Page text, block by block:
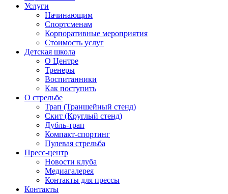
Услуги
Начинающим
Спортсменам
Корпоративные мероприятия
Стоимость услуг
Детская школа
О Центре
Тренеры
Воспитанники
Как поступить
О стрельбе
Трап (Траншейный стенд)
Скит (Круглый стенд)
Дубль-трап
Компакт-спортинг
Пулевая стрельба
Пресс-центр
Новости клуба
Медиагалерея
Контакты для прессы
Контакты